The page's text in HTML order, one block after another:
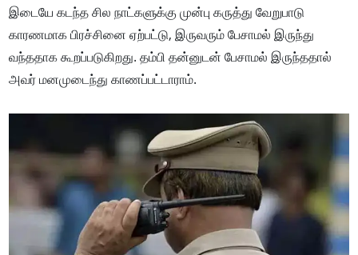
இடையே கடந்த சில நாட்களுக்கு முன்பு கருத்து வேறுபாடு
காரணமாக பிரச்சினை ஏற்பட்டு, இருவரும் பேசாமல் இருந்து
வந்ததாக கூறப்படுகிறது. தம்பி தன்னுடன் பேசாமல் இருந்ததால்
அவர் மனமுடைந்து காணப்பட்டாராம்.